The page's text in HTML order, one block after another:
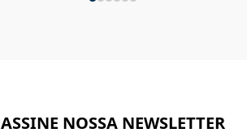
ASSINE NOSSA NEWSLETTER